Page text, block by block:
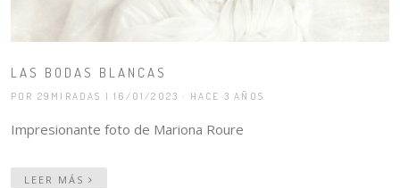
LAS BODAS BLANCAS
POR 29MIRADAS | 16/01/2023 · HACE 3 AÑOS
Impresionante foto de Mariona Roure
LEER MÁS